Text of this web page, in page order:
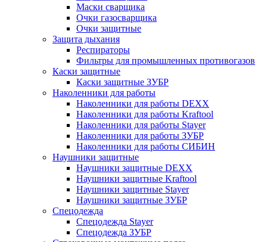
Маски сварщика
Очки газосварщика
Очки защитные
Защита дыхания
Респираторы
Фильтры для промышленных противогазов
Каски защитные
Каски защитные ЗУБР
Наколенники для работы
Наколенники для работы DEXX
Наколенники для работы Kraftool
Наколенники для работы Stayer
Наколенники для работы ЗУБР
Наколенники для работы СИБИН
Наушники защитные
Наушники защитные DEXX
Наушники защитные Kraftool
Наушники защитные Stayer
Наушники защитные ЗУБР
Спецодежда
Спецодежда Stayer
Спецодежда ЗУБР